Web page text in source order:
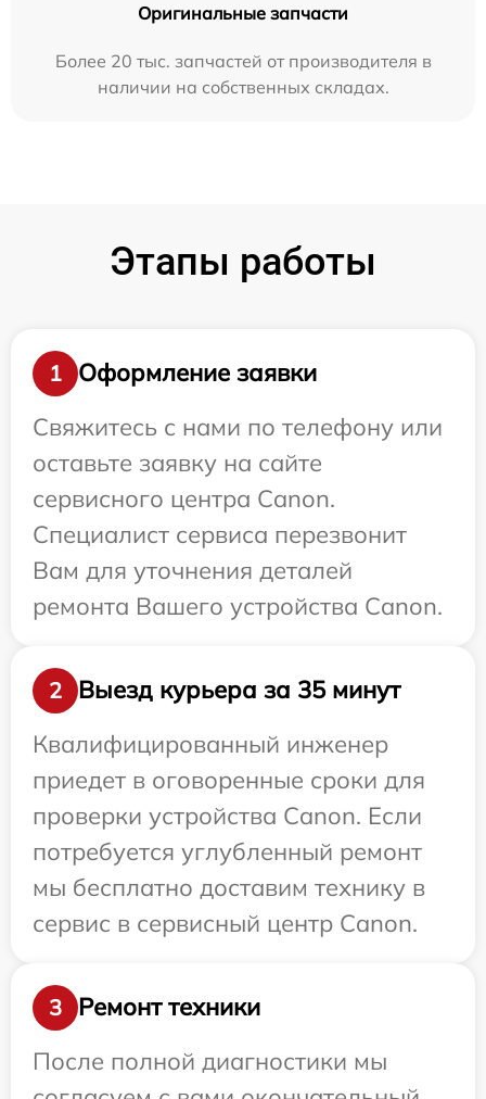
Оригинальные запчасти
Более 20 тыс. запчастей от производителя в
наличии на собственных складах.
Этапы работы
1
Оформление заявки
Свяжитесь с нами по телефону или
оставьте заявку на сайте
сервисного центра Canon.
Специалист сервиса перезвонит
Вам для уточнения деталей
ремонта Вашего устройства Canon.
2
Выезд курьера за 35 минут
Квалифицированный инженер
приедет в оговоренные сроки для
проверки устройства Canon. Если
потребуется углубленный ремонт
мы бесплатно доставим технику в
сервис в сервисный центр Canon.
3
Ремонт техники
После полной диагностики мы